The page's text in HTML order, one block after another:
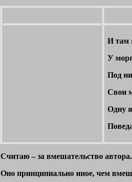
И там
У
Под
Свои
Одну
Считаю – за вмешательство автора.
Оно принципиально иное, чем